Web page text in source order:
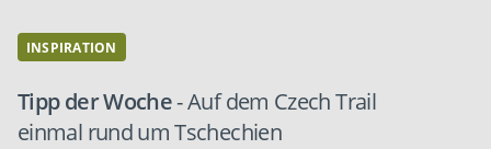
INSPIRATION
Tipp der Woche- Auf dem Czech Trail
einmal rund um Tschechien